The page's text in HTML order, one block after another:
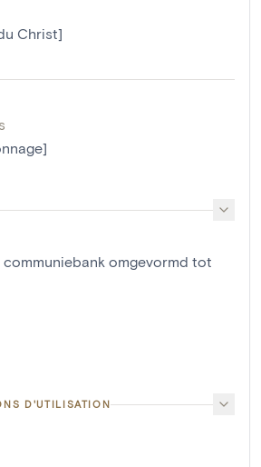
Christ]
omgevormd tot
D'UTILISATION